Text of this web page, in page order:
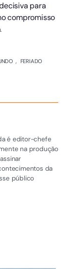
para
compromisso
, FERIADO
é editor-chefe
na produção
da
público